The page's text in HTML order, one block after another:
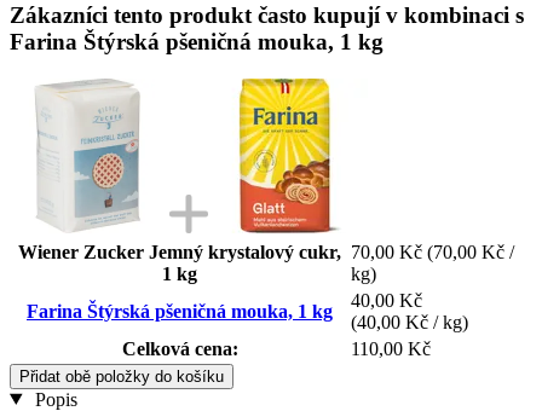
Zákazníci tento produkt často kupují v kombinaci s
Farina Štýrská pšeničná mouka, 1 kg
Wiener Zucker Jemný krystalový cukr,
1 kg
70,00 Kč (70,00 Kč /
kg)
Farina Štýrská pšeničná mouka, 1 kg
40,00 Kč
(40,00 Kč / kg)
Celková cena:
110,00 Kč
Přidat obě položky do košíku
Popis